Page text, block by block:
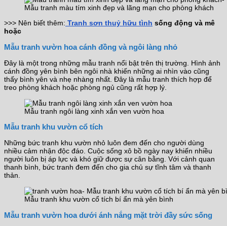
Mẫu tranh màu tím xinh đẹp và lãng mạn cho phòng khách
>>> Nên biết thêm: Tranh sơn thuỷ hữu tình sống động và mê
hoặc
Mẫu tranh vườn hoa cánh đồng và ngôi làng nhỏ
Đây là một trong những mẫu tranh nổi bật trên thị trường. Hình ảnh
cánh đồng yên bình bên ngôi nhà khiến những ai nhìn vào cũng
thấy bình yên và nhẹ nhàng nhất. Đây là mẫu tranh thích hợp để
treo phòng khách hoặc phòng ngủ cũng rất hợp lý.
Mẫu tranh ngôi làng xinh xắn ven vườn hoa
Mẫu tranh khu vườn cổ tích
Những bức tranh khu vườn nhỏ luôn đem đến cho người dùng
nhiều cảm nhận độc đáo. Cuộc sống xô bồ ngày nay khiến nhiều
người luôn bị áp lực và khó giữ được sự cân bằng. Với cảnh quan
thanh bình, bức tranh đem đến cho gia chủ sự tĩnh tâm và thanh
thản.
Mẫu tranh khu vườn cổ tích bí ẩn mà yên bình
Mẫu tranh vườn hoa dưới ánh nắng mặt trời đầy sức sống